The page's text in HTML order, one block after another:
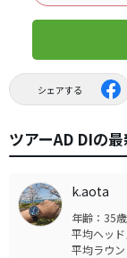
シェアする
ツアーAD DIの
k.aota
年齢：35歳
平均ヘッ
平均ラウ